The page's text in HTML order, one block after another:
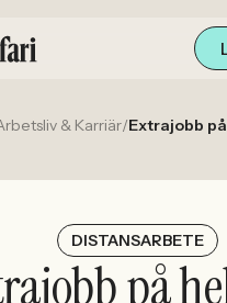
karriär
annons
& Karriär/Extrajobb
DISTANSARBETE
på